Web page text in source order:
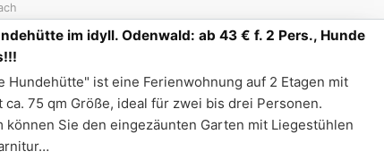
im idyll. Odenwald: ab 43 € f. 2 Pers., Hunde
Hundehütte" ist eine Ferienwohnung auf 2 Etagen mit
ca. 75 qm Größe, ideal für zwei bis drei Personen.
können Sie den eingezäunten Garten mit Liegestühlen